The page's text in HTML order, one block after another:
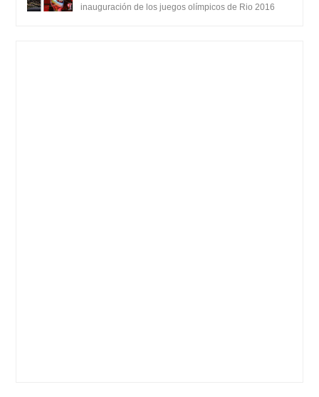
extraterrestre
inauguración de los juegos olímpicos de Rio 2016